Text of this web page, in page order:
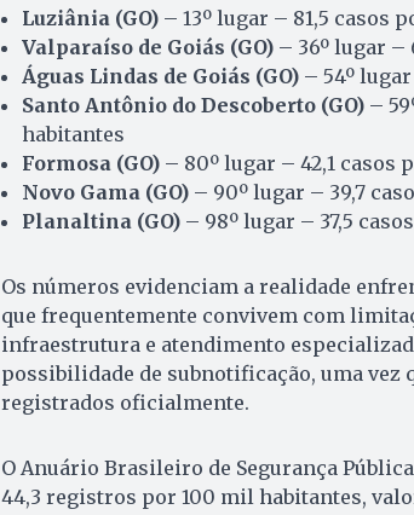
Luziânia (GO)– 13º lugar – 81,5 casos
Valparaíso de Goiás (GO)– 36º lugar –
Águas Lindas de Goiás (GO)– 54º
Santo Antônio do Descoberto (GO)–
habitantes
Formosa (GO)– 80º lugar – 42,1 casos
Novo Gama (GO)– 90º lugar – 39,7
Planaltina (GO)– 98º lugar – 37,5
Os números evidenciam a realidade
que frequentemente convivem com
infraestrutura e atendimento
possibilidade de subnotificação, uma vez
registrados oficialmente.
O Anuário Brasileiro de Segurança
44,3 registros por 100 mil habitantes,